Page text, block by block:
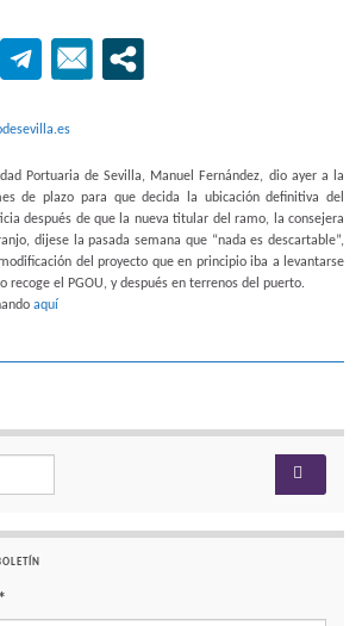
Portuaria de Sevilla, Manuel Fernández, dio ayer a la
de plazo para que decida la ubicación definitiva del
después de que la nueva titular del ramo, la consejera
dijese la pasada semana que “nada es descartable”,
del proyecto que en principio iba a levantarse
recoge el PGOU, y después en terrenos del puerto.
aquí
*